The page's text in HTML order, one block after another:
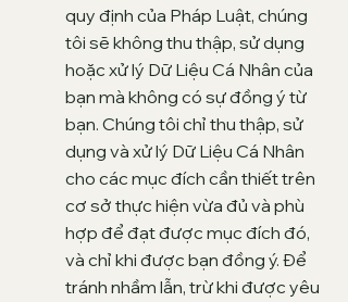
quy định của Pháp Luật, chúng
tôi sẽ không thu thập, sử dụng
hoặc xử lý Dữ Liệu Cá Nhân của
bạn mà không có sự đồng ý từ
bạn. Chúng tôi chỉ thu thập, sử
dụng và xử lý Dữ Liệu Cá Nhân
cho các mục đích cần thiết trên
cơ sở thực hiện vừa đủ và phù
hợp để đạt được mục đích đó,
và chỉ khi được bạn đồng ý. Để
tránh nhầm lẫn, trừ khi được yêu